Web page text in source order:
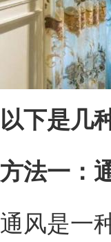
以下是几
方法一：
通风是一